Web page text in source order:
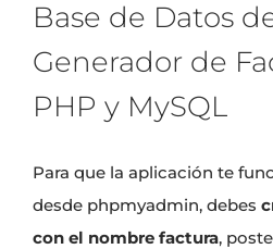
Base de Datos
Generador de
PHP y MySQL
Para que la aplicación te
desde phpmyadmin, debes
con el nombre factura,